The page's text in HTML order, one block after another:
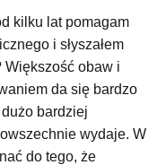
kilku lat pomagam
i słyszałem
Większość obaw i
da się bardzo
bardziej
wydaje. W
do tego, że